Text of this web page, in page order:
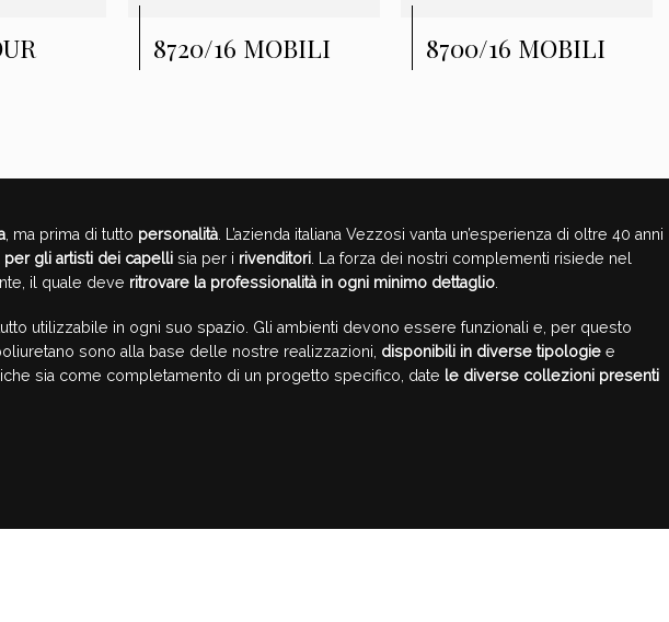
8720/16 MOBILI 8700/16 MOBILI
, ma prima di tutto personalità . L’azienda italiana Vezzosi vanta un’esperienza di oltre 40 anni
per gli artisti dei capelli sia per i rivenditori . La forza dei nostri complementi risiede nel
il quale deve ritrovare la professionalità in ogni minimo dettaglio
utilizzabile in ogni suo spazio. Gli ambienti devono essere funzionali e, per questo
sono alla base delle nostre realizzazioni, disponibili in diverse tipologie e
sia come completamento di un progetto specifico, date le diverse collezioni presenti